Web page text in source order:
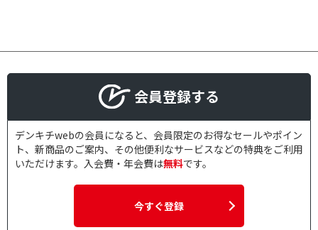
会員登録する
デンキチwebの会員になると、会員限定のお得なセールやポイン
ト、新商品のご案内、その他便利なサービスなどの特典をご利用
いただけます。入会費・年会費は無料です。
今すぐ登録